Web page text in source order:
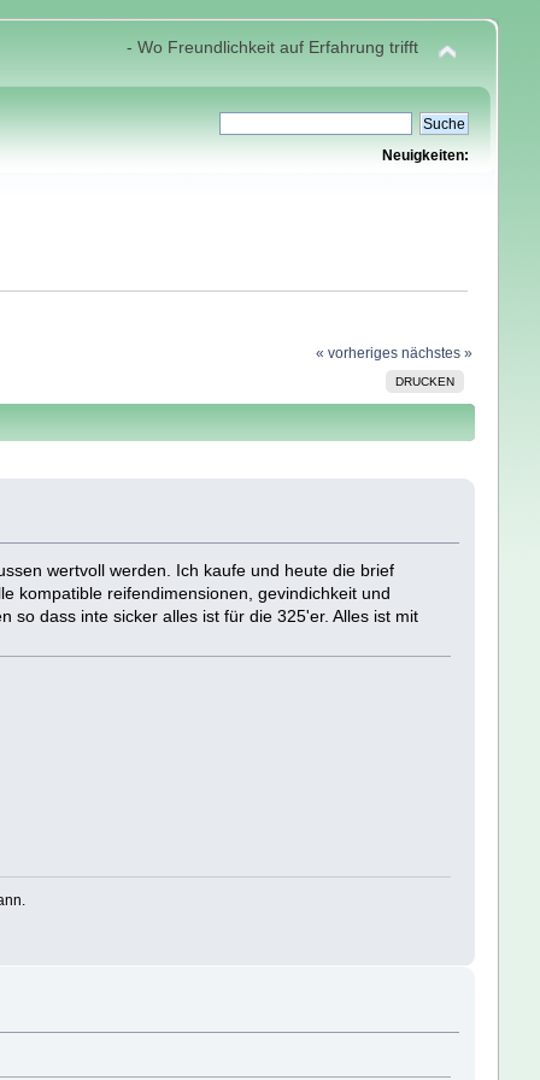
- Wo Freundlichkeit auf Erfahrung trifft
Neuigkeiten:
« vorheriges nächstes »
DRUCKEN
wertvoll werden. Ich kaufe und heute die brief
kompatible reifendimensionen, gevindichkeit und
so dass inte sicker alles ist für die 325'er. Alles ist mit